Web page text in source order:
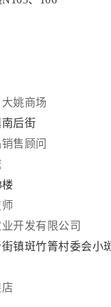
大姚商场
后街
售顾问
开发有限公司
镇斑竹箐村委会小